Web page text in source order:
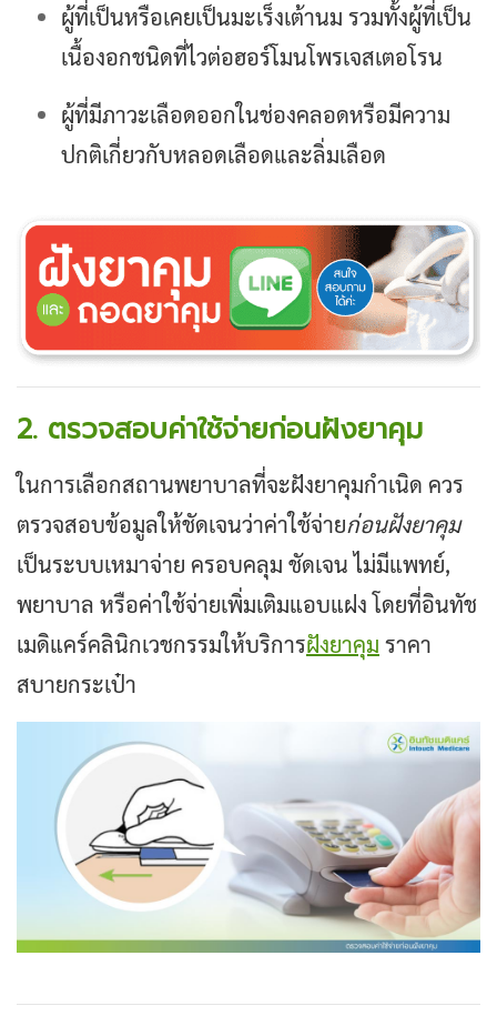
ผู้ที่เป็นหรือเคยเป็นมะเร็งเต้านม รวมทั้งผู้ที่เป็น
เนื้องอกชนิดที่ไวต่อฮอร์โมนโพรเจสเตอโรน
ผู้ที่มีภาวะเลือดออกในช่องคลอดหรือมีความ
ปกติเกี่ยวกับหลอดเลือดและลิ่มเลือด
2. ตรวจสอบค่าใช้จ่ายก่อนฝังยาคุม
ในการเลือกสถานพยาบาลที่จะฝังยาคุมกำเนิด ควร
ตรวจสอบข้อมูลให้ชัดเจนว่าค่าใช้จ่ายก่อนฝังยาคุม
เป็นระบบเหมาจ่าย ครอบคลุม ชัดเจน ไม่มีแพทย์,
พยาบาล หรือค่าใช้จ่ายเพิ่มเติมแอบแฝง โดยที่อินทัช
เมดิแคร์คลินิกเวชกรรมให้บริการฝังยาคุม ราคา
สบายกระเป๋า